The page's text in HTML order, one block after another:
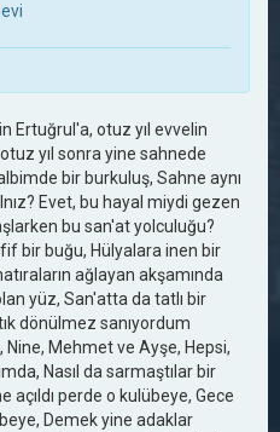
Ertuğrul'a, otuz yıl evvelin
yıl sonra yine sahnede
bir burkuluş, Sahne aynı
Evet, bu hayal miydi gezen
bu san'at yolculuğu?
bir buğu, Hülyalara inen bir
ağlayan akşamında
yüz, San'atta da tatlı bir
dönülmez sanıyordum
Nine, Mehmet ve Ayşe, Hepsi,
Nasıl da sarmaştılar bir
açıldı perde o kulübeye, Gece
Demek yine adaklar